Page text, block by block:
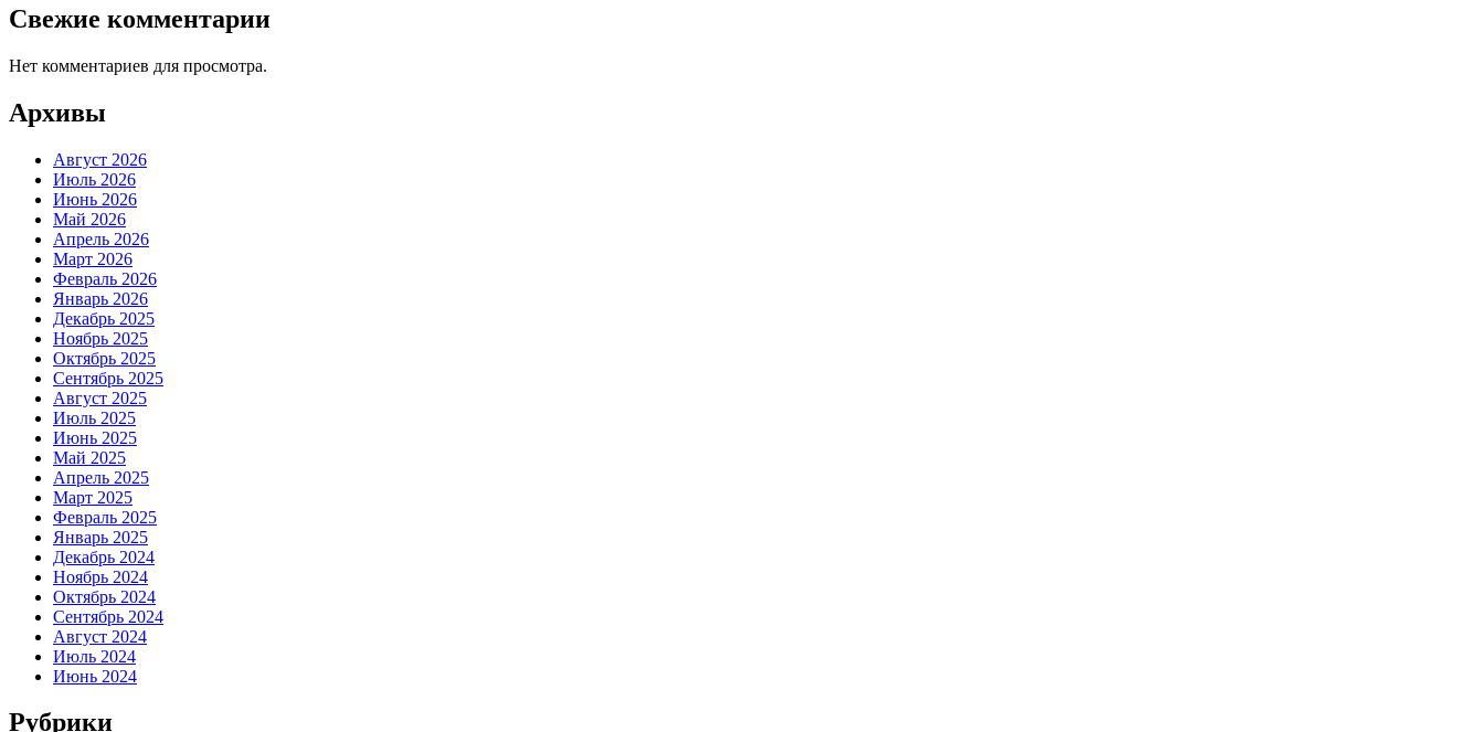
Свежие комментарии
Нет комментариев для просмотра.
Архивы
Август 2026
Июль 2026
Июнь 2026
Май 2026
Апрель 2026
Март 2026
Февраль 2026
Январь 2026
Декабрь 2025
Ноябрь 2025
Октябрь 2025
Сентябрь 2025
Август 2025
Июль 2025
Июнь 2025
Май 2025
Апрель 2025
Март 2025
Февраль 2025
Январь 2025
Декабрь 2024
Ноябрь 2024
Октябрь 2024
Сентябрь 2024
Август 2024
Июль 2024
Июнь 2024
Рубрики